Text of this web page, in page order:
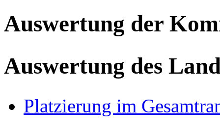
Auswertung der
Auswertung des
Platzierung im